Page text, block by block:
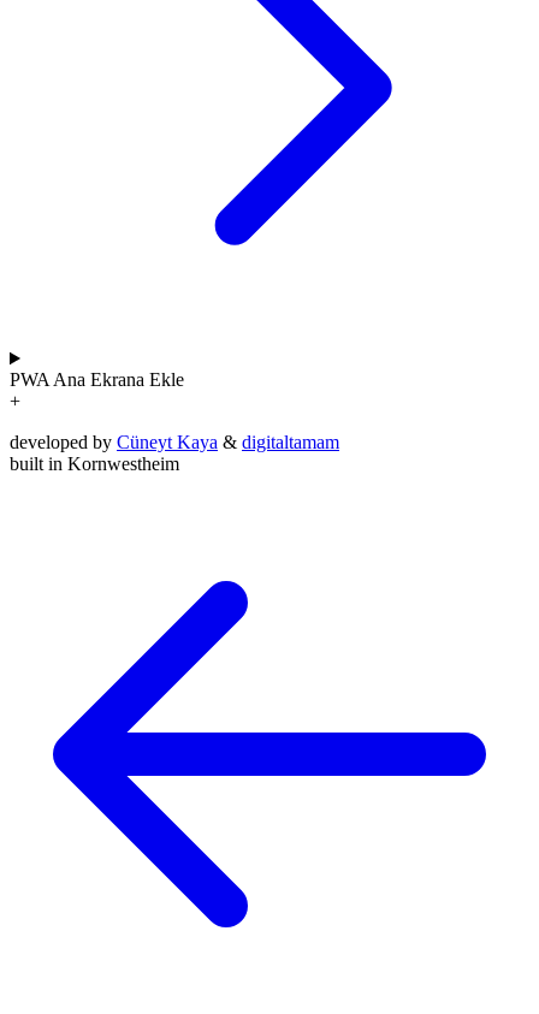
PWA Ana Ekrana Ekle
+
developed by Cüneyt Kaya & digitaltamam
built in Kornwestheim